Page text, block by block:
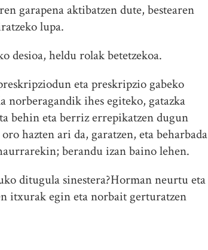
garapena aktibatzen dute, bestearen
lupa.
desioa, heldu rolak betetzekoa.
eta preskripzio gabeko
norberagandik ihes egiteko, gatazka
behin eta berriz errepikatzen dugun
hazten ari da, garatzen, eta beharbada
berandu izan baino lehen.
ditugula sinestera?Horman neurtu eta
itxurak egin eta norbait gerturatzen